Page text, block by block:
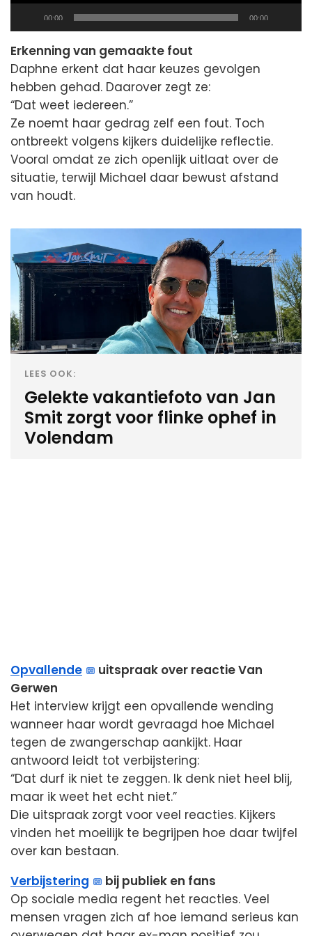
Current
00:00
Total
00:00
Erkenning van gemaakte fout
Daphne erkent dat haar keuzes gevolgen
hebben gehad. Daarover zegt ze:
“Dat weet iedereen.”
Ze noemt haar gedrag zelf een fout. Toch
ontbreekt volgens kijkers duidelijke reflectie.
Vooral omdat ze zich openlijk uitlaat over de
situatie, terwijl Michael daar bewust afstand
van houdt.
LEES OOK:
Gelekte vakantiefoto van Jan
Smit zorgt voor flinke ophef in
Volendam
Opvallende
uitspraak over reactie Van
Gerwen
Het interview krijgt een opvallende wending
wanneer haar wordt gevraagd hoe Michael
tegen de zwangerschap aankijkt. Haar
antwoord leidt tot verbijstering:
“Dat durf ik niet te zeggen. Ik denk niet heel blij,
maar ik weet het echt niet.”
Die uitspraak zorgt voor veel reacties. Kijkers
vinden het moeilijk te begrijpen hoe daar twijfel
over kan bestaan.
Verbijstering
bij publiek en fans
Op sociale media regent het reacties. Veel
mensen vragen zich af hoe iemand serieus kan